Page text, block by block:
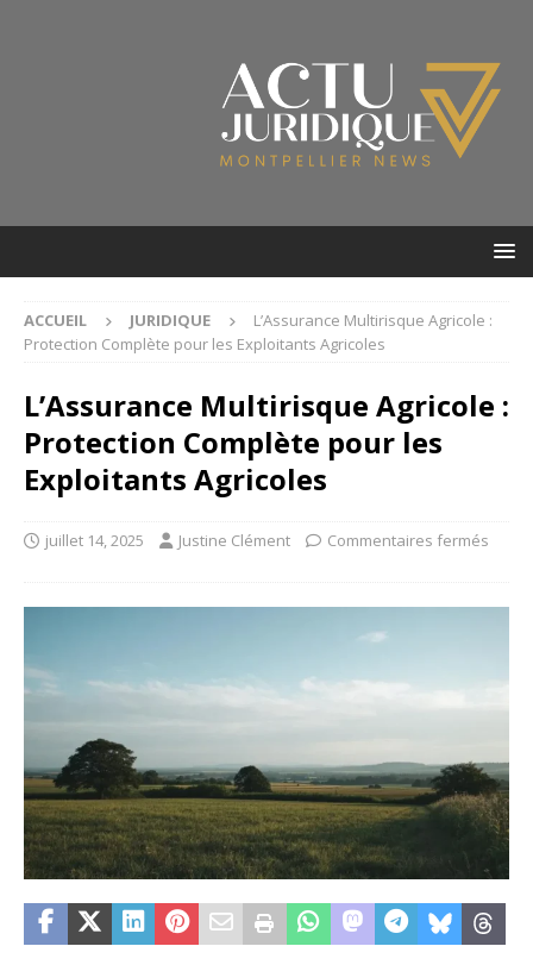
ACCUEIL JURIDIQUE
L’Assurance Multirisque Agricole :
Protection Complète pour les Exploitants Agricoles
L’Assurance Multirisque Agricole :
Protection Complète pour les
Exploitants Agricoles
juillet 14, 2025 Justine Clément Commentaires fermés